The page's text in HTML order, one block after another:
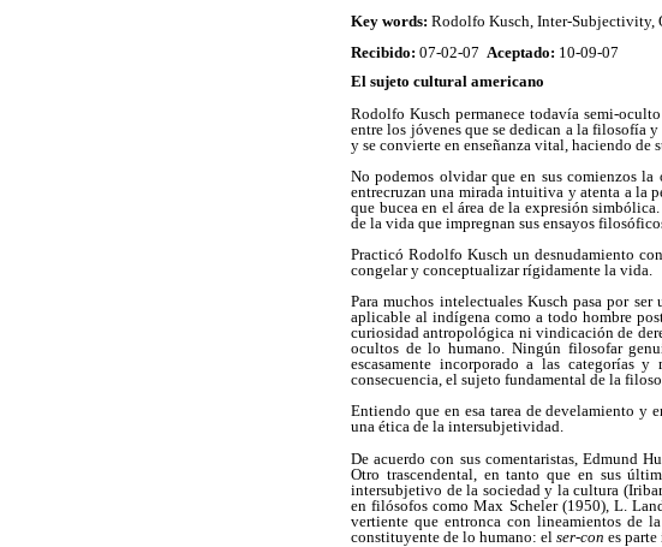
Key words: Rodolfo Kusch, Inter-Subjectivity,
Recibido: 07-02-07 Aceptado: 10-09-07
El sujeto cultural americano
Rodolfo Kusch permanece todavía semi-
entre los jóvenes que se dedican a la filosofía
y se convierte en enseñanza vital, haciendo
No podemos olvidar que en sus comienzos
entrecruzan una mirada intuitiva y atenta a la
que bucea en el área de la expresión
de la vida que impregnan sus ensayos
Practicó Rodolfo Kusch un desnudamiento
congelar y conceptualizar rígidamente la vida.
Para muchos intelectuales Kusch pasa por
aplicable al indígena como a todo hombre
curiosidad antropológica ni vindicación de
ocultos de lo humano. Ningún filosofar
escasamente incorporado a las categorías
consecuencia, el sujeto fundamental de la
Entiendo que en esa tarea de develamiento y
una ética de la intersubjetividad.
De acuerdo con sus comentaristas, Edmund
Otro trascendental, en tanto que en sus
intersubjetivo de la sociedad y la cultura
en filósofos como Max Scheler (1950), L.
vertiente que entronca con lineamientos de
constituyente de lo humano: el ser-con es